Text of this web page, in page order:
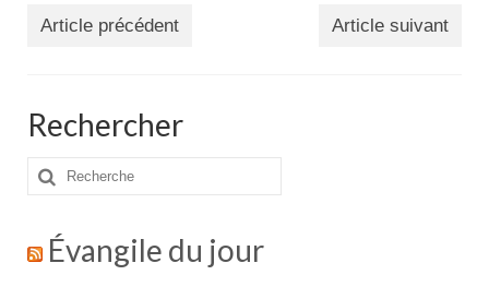
Article précédent Article suivant
Rechercher
Rechercher
:
Évangile du jour